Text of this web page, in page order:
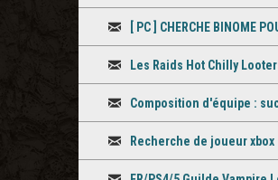
[ PC ] CHERCHE BINOME
Les Raids Hot Chilly
Composition d'équipe :
Recherche de joueur xbox